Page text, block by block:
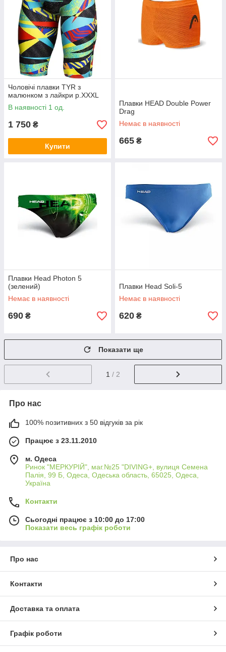
Чоловічі плавки TYR з
малюнком з лайкри p.XXXL
В наявності 1 од.
1 750 ₴
Купити
Плавки HEAD Double Power
Drag
Немає в наявності
665 ₴
Плавки Head Photon 5
(зелений)
Немає в наявності
690 ₴
Плавки Head Soli-5
Немає в наявності
620 ₴
Показати ще
1 / 2
Про нас
100% позитивних з 50 відгуків за рік
Працює з 23.11.2010
м. Одеса
Ринок "МЕРКУРІЙ", маг.№25 "DIVING+, вулиця Семена
Палія, 99 Б, Одеса, Одеська область, 65025, Одеса,
Україна
Контакти
Сьогодні працює з 10:00 до 17:00
Показати весь графік роботи
Про нас
Контакти
Доставка та оплата
Графік роботи